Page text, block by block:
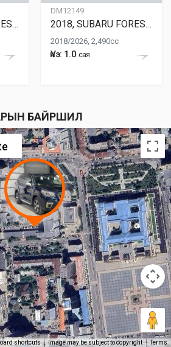
2016, SUBARU FORESTER
DM12149
2018, SUBARU FORESTER
2018/2026, 2,490cc
Үнэ: 1.0 сая
БАЙРШИЛ
shortcuts Image may be subject to copyright Terms